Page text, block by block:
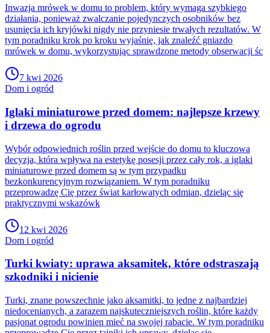
Inwazja mrówek w domu to problem, który wymaga szybkiego
działania, ponieważ zwalczanie pojedynczych osobników bez
usunięcia ich kryjówki nigdy nie przyniesie trwałych rezultatów. W
tym poradniku krok po kroku wyjaśnię, jak znaleźć gniazdo
mrówek w domu, wykorzystując sprawdzone metody obserwacji śc
7 kwi 2026
Dom i ogród
Iglaki miniaturowe przed domem: najlepsze krzewy
i drzewa do ogrodu
Wybór odpowiednich roślin przed wejście do domu to kluczowa
decyzja, która wpływa na estetykę posesji przez cały rok, a iglaki
miniaturowe przed domem są w tym przypadku
bezkonkurencyjnym rozwiązaniem. W tym poradniku
przeprowadzę Cię przez świat karłowatych odmian, dzieląc się
praktycznymi wskazówk
12 kwi 2026
Dom i ogród
Turki kwiaty: uprawa aksamitek, które odstraszają
szkodniki i nicienie
Turki, znane powszechnie jako aksamitki, to jedne z najbardziej
niedocenianych, a zarazem najskuteczniejszych roślin, które każdy
pasjonat ogrodu powinien mieć na swojej rabacie. W tym poradniku